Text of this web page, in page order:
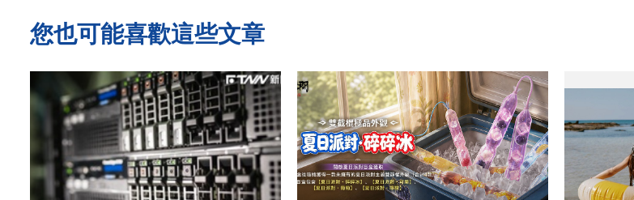
您也可能喜歡這些文章